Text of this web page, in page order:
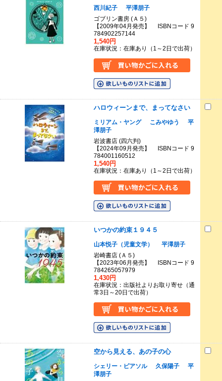
西川紀子
平澤朋子
ゴブリン書房 (Ａ５)
【2009年04月発売】 ISBNコード 9
784902257144
1,540円
在庫状況：在庫あり（1～2日で出荷）
ハロウィーンまで、まってなさい
ミリアム・ヤング こみやゆう
平
澤朋子
岩波書店 (四六判)
【2024年09月発売】 ISBNコード 9
784001160512
1,540円
在庫状況：在庫あり（1～2日で出荷）
いつかの約束１９４５
山本悦子（児童文学）
平澤朋子
岩崎書店 (Ａ５)
【2023年06月発売】 ISBNコード 9
784265057979
1,430円
在庫状況：出版社よりお取り寄せ（通
常3日～20日で出荷）
空から見える、あの子の心
シェリー・ピアソル 久保陽子
平
澤朋子